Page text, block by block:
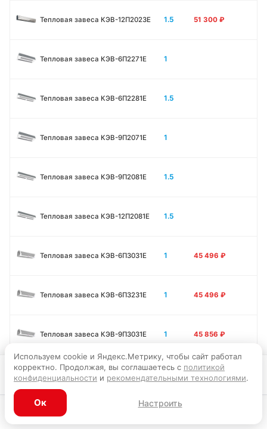
Главная
Тепловая завеса КЭВ-12П2023E 1.5 51 300 ₽
Тепловая завеса КЭВ-6П2271E 1
Тепловая завеса КЭВ-6П2281E 1.5
Тепловая завеса КЭВ-9П2071E 1
Тепловая завеса КЭВ-9П2081E 1.5
Тепловая завеса КЭВ-12П2081E 1.5
Тепловая завеса КЭВ-6П3031E 1 45 496 ₽
Тепловая завеса КЭВ-6П3231E 1 45 496 ₽
Тепловая завеса КЭВ-9П3031E 1 45 856 ₽
Тепловая завеса КЭВ-12П3031E 45 946₽
Тепловая завеса КЭВ-9П3011E
Используем cookie и Яндекс.Метрику, чтобы сайт работал
корректно. Продолжая, вы соглашаетесь с политикой
конфиденциальности и рекомендательными технологиями.
Ок Настроить
В корзину